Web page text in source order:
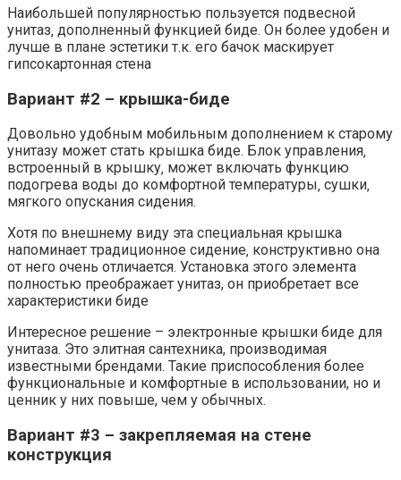
Наибольшей популярностью пользуется подвесной
унитаз‚ дополненный функцией биде. Он более удобен и
лучше в плане эстетики т.к. его бачок маскирует
гипсокартонная стена
Вариант #2 – крышка-биде
Довольно удобным мобильным дополнением к старому
унитазу может стать крышка биде. Блок управления‚
встроенный в крышку‚ может включать функцию
подогрева воды до комфортной температуры‚ сушки‚
мягкого опускания сидения.
Хотя по внешнему виду эта специальная крышка
напоминает традиционное сидение‚ конструктивно она
от него очень отличается. Установка этого элемента
полностью преображает унитаз, он приобретает все
характеристики биде
Интересное решение – электронные крышки биде для
унитаза. Это элитная сантехника, производимая
известными брендами. Такие приспособления более
функциональные и комфортные в использовании, но и
ценник у них повыше, чем у обычных.
Вариант #3 – закрепляемая на стене
конструкция